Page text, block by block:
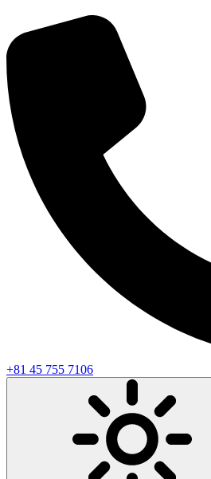
+81 45 755 7106